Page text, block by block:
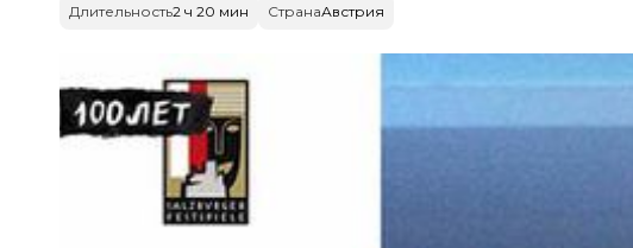
Длительность2 ч 20 мин СтранаАвстрия